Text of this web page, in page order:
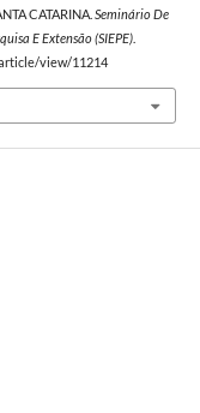
CATARINA. Seminário De
E Extensão (SIEPE).
view/11214